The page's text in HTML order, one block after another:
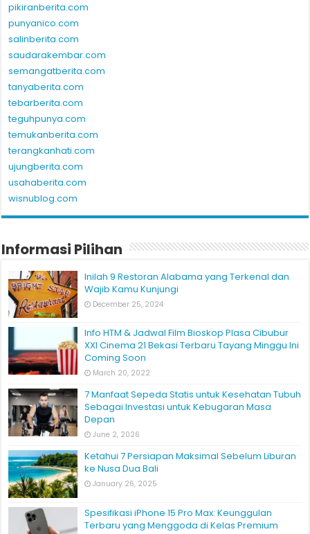
pikiranberita.com
punyanico.com
salinberita.com
saudarakembar.com
semangatberita.com
tanyaberita.com
tebarberita.com
teguhpunya.com
temukanberita.com
terangkanhati.com
ujungberita.com
usahaberita.com
wisnublog.com
Informasi Pilihan
Inilah 9 Restoran Alabama yang Terkenal dan
Wajib Kamu Kunjungi
December 25, 2024
Info HTM & Jadwal Film Bioskop Plasa Cibubur
XXI Cinema 21 Bekasi Terbaru Tayang Minggu Ini
Coming Soon
March 20, 2022
7 Manfaat Sepeda Statis untuk Kesehatan Tubuh
Sebagai Investasi untuk Kebugaran Masa
Depan
June 2, 2026
Ketahui 7 Persiapan Maksimal Sebelum Liburan
ke Nusa Dua Bali
January 26, 2025
Spesifikasi iPhone 15 Pro Max: Keunggulan
Terbaru yang Menggoda di Kelas Premium